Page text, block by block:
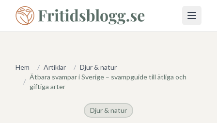
Öppna
Hem / Artiklar / Djur & natur
/
Ätbara svampar i Sverige – svampguide till ätliga och
giftiga arter
Djur & natur